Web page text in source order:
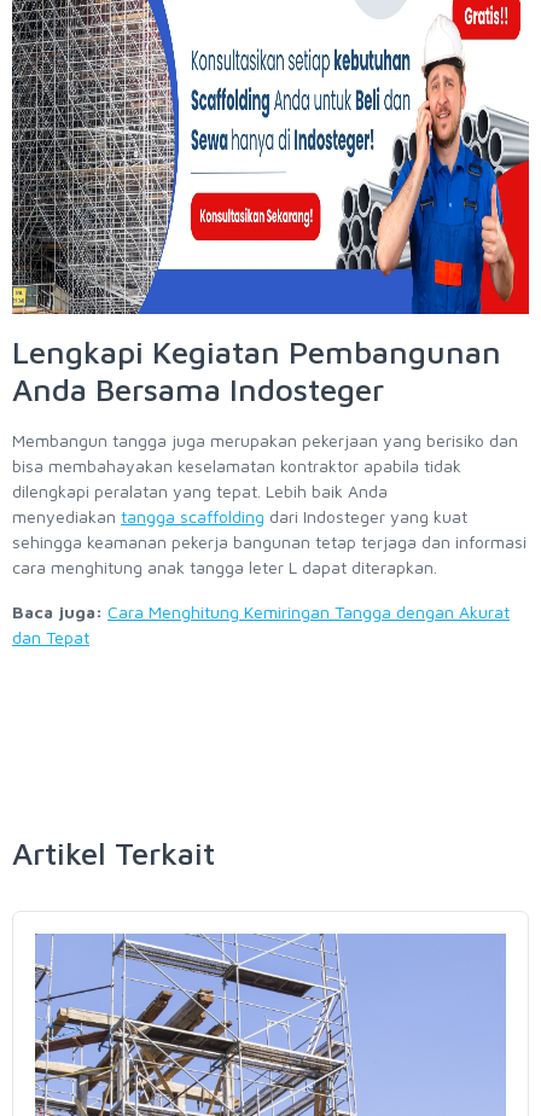
Lengkapi Kegiatan Pembangunan
Anda Bersama Indosteger
Membangun tangga juga merupakan pekerjaan yang berisiko dan
bisa membahayakan keselamatan kontraktor apabila tidak
dilengkapi peralatan yang tepat. Lebih baik Anda
menyediakan tangga scaffolding dari Indosteger yang kuat
sehingga keamanan pekerja bangunan tetap terjaga dan informasi
cara menghitung anak tangga leter L dapat diterapkan.
Baca juga: Cara Menghitung Kemiringan Tangga dengan Akurat
dan Tepat
Artikel Terkait